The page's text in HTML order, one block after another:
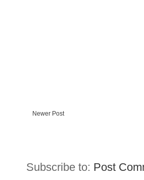
Newer Post
Subscribe to: Post